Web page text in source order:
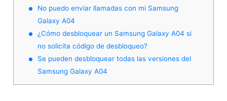
No puedo enviar llamadas con mi Samsung
Galaxy A04
¿Cómo desbloquear un Samsung Galaxy A04 si
no solicita código de desbloqueo?
Se pueden desbloquear todas las versiones del
Samsung Galaxy A04